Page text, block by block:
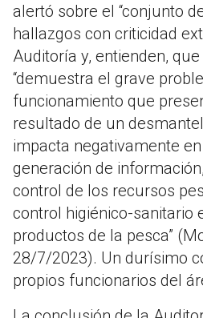
alertó sobre el “conjunto
hallazgos con criticidad
Auditoría y, entienden,
“demuestra el grave
funcionamiento que
resultado de un
impacta negativamente
generación de
control de los recursos
control higiénico-sanitario
productos de la pesca”
28/7/2023). Un durísimo
propios funcionarios del